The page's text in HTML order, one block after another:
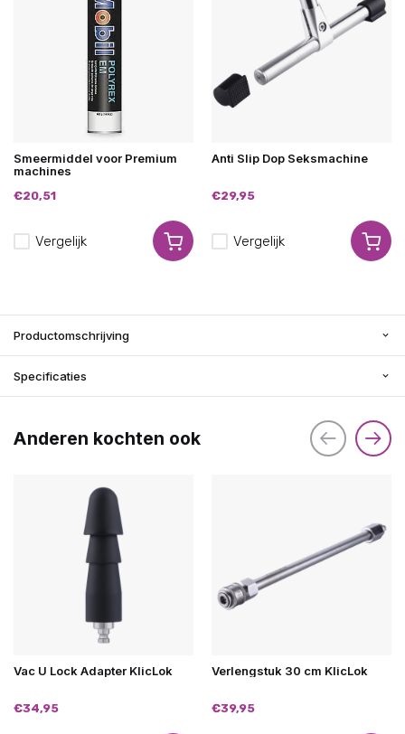
Smeermiddel voor Premium
machines
€20,51
Vergelijk
Anti Slip Dop Seksmachine
€29,95
Vergelijk
Productomschrijving
Specificaties
Anderen kochten ook
Vac U Lock Adapter KlicLok
€34,95
Verlengstuk 30 cm KlicLok
€39,95